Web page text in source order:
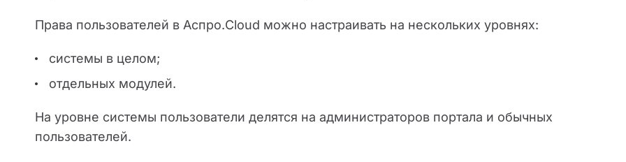
Права пользователей в Аспро.Cloud можно настраивать на нескольких уровнях:
системы в целом;
отдельных модулей.
На уровне системы пользователи делятся на администраторов портала и обычных
пользователей.